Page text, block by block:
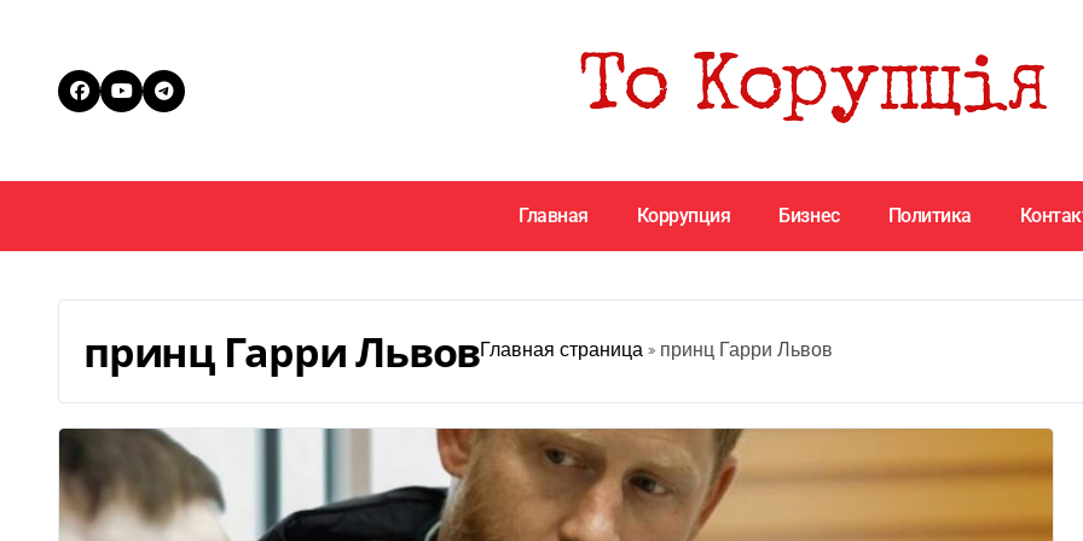
Главная Коррупция Бизнес Политика
принц Гарри ЛьвовГлавная страница » принц Гарри Львов